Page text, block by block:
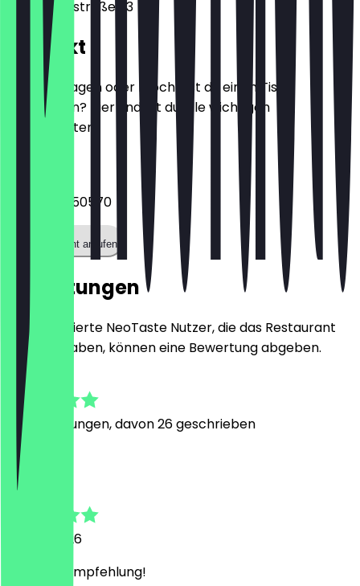
Gertrudenstraße 23
Kontakt
Hast du Fragen oder möchtest du einen Tisch
reservieren? Hier findest du alle wichtigen
Kontaktdaten.
+4922127250570
Restaurant anrufen
Bewertungen
Nur registrierte NeoTaste Nutzer, die das Restaurant
besucht haben, können eine Bewertung abgeben.
Bewertungen, davon 26 geschrieben
Marius
13. Juni 2026
Absolute Empfehlung!